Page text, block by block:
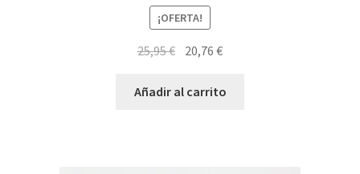
¡OFERTA!
25,95€ El
original
20,76€El
actual
Añadir al carrito